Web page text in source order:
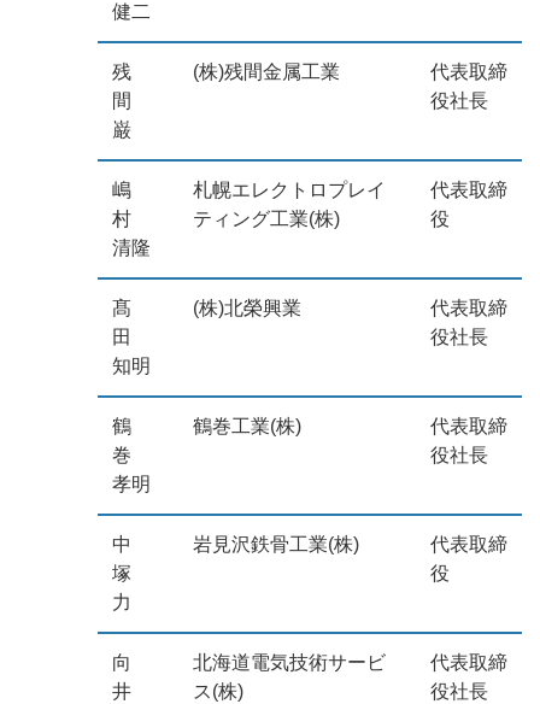
健二
残
間
巌
(株)残間金属工業
代表取締
役社長
嶋
村
清隆
札幌エレクトロプレイ
ティング工業(株)
代表取締
役
髙
田
知明
(株)北榮興業
代表取締
役社長
鶴
巻
孝明
鶴巻工業(株)
代表取締
役社長
中
塚
力
岩見沢鉄骨工業(株)
代表取締
役
向
井
北海道電気技術サービ
ス(株)
代表取締
役社長